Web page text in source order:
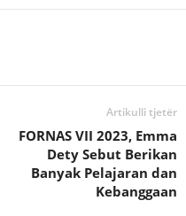
Artikulli tjetër
FORNAS VII 2023, Emma
Dety Sebut Berikan
Banyak Pelajaran dan
Kebanggaan